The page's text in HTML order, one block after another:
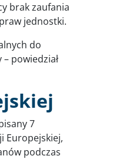
brak zaufania
jednostki.
do
powiedział
7
Europejskiej,
podczas